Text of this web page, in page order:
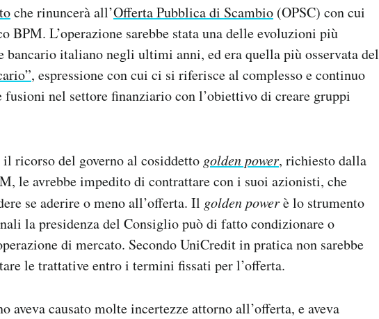
che rinuncerà all’Offerta Pubblica di Scambio (OPSC) con cui
BPM. L’operazione sarebbe stata una delle evoluzioni più
bancario italiano negli ultimi anni, ed era quella più osservata del
, espressione con cui ci si riferisce al complesso e continuo
nel settore finanziario con l’obiettivo di creare gruppi
ricorso del governo al cosiddetto golden power, richiesto dalla
le avrebbe impedito di contrattare con i suoi azionisti, che
se aderire o meno all’offerta. Il golden powerè lo strumento
la presidenza del Consiglio può di fatto condizionare o
di mercato. Secondo UniCredit in pratica non sarebbe
le trattative entro i termini fissati per l’offerta.
aveva causato molte incertezze attorno all’offerta, e aveva